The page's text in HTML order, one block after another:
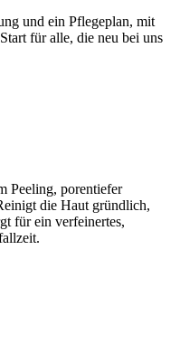
und ein Pflegeplan, mit
für alle, die neu bei uns
Peeling, porentiefer
die Haut gründlich,
für ein verfeinertes,